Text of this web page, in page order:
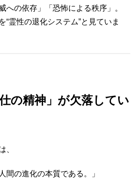
への依存」「恐怖による秩序」。
“霊性の退化システム”と見ていま
の精神」が欠落してい
、
間の進化の本質である。」